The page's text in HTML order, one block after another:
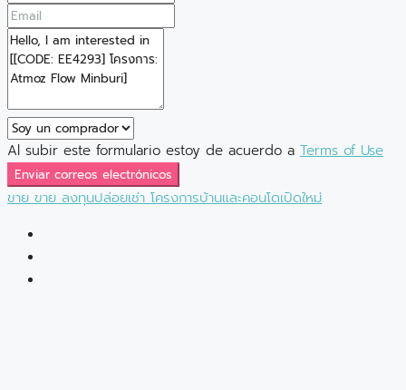
Al subir este formulario estoy de acuerdo a Terms of Use
Enviar correos electrónicos
ขาย ขาย ลงทุนปล่อยเช่า โครงการบ้านและคอนโดเปิดใหม่